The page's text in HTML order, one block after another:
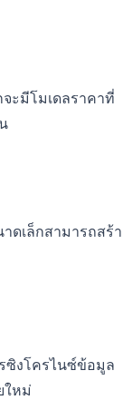
ะมีโมเดลราคาที่
ดเล็กสามารถสร้
ซิงโครไนซ์ข้อมูล
ใหม่